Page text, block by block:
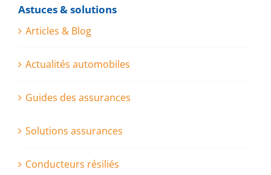
Astuces & solutions
Articles & Blog
Actualités automobiles
Guides des assurances
Solutions assurances
Conducteurs résiliés